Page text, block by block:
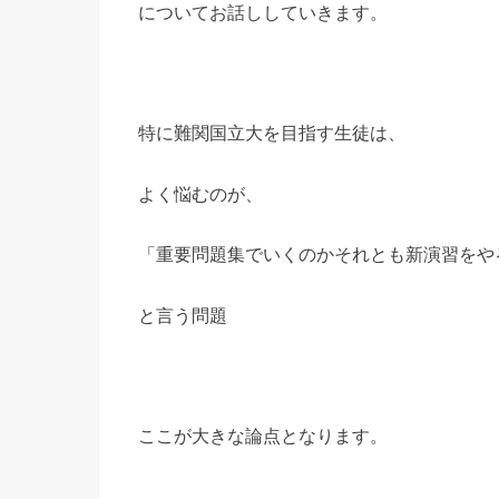
についてお話ししていきます。
特に難関国立大を目指す生徒は、
よく悩むのが、
「重要問題集でいくのかそれとも新演習を
と言う問題
ここが大きな論点となります。